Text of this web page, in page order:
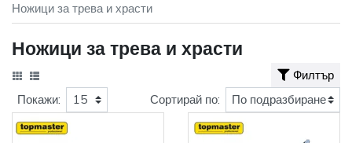
Ножици за трева и храсти
Ножици за трева и храсти
Филтър
Покажи: Сортирай по: